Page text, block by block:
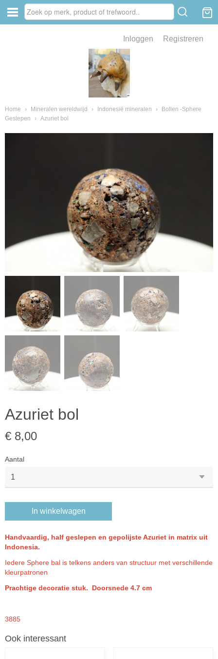
Inloggen Registreren
Home › Mineralen wereldwijd › Indonesië mineralen ›
Bollen -Sphere
Geslepen
› Azuriet bol
Azuriet bol
€ 8,00
Aantal
In winkelwagen
Handvaardig, half geslepen en gepolijste Azuriet in matrix uit
Indonesia.
Iedere Sphere bal is telkens anders van structuur met verschillende
kleurpatronen
Prachtige decoratie stuk. Doorsnede 4.7 cm
3885
Ook interessant
van fossielen en mineralen